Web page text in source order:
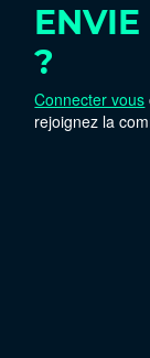
?
Connecter vous
rejoignez la